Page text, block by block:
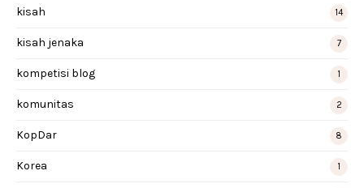
kisah 14
kisah jenaka 7
kompetisi blog 1
komunitas 2
KopDar 8
Korea 1